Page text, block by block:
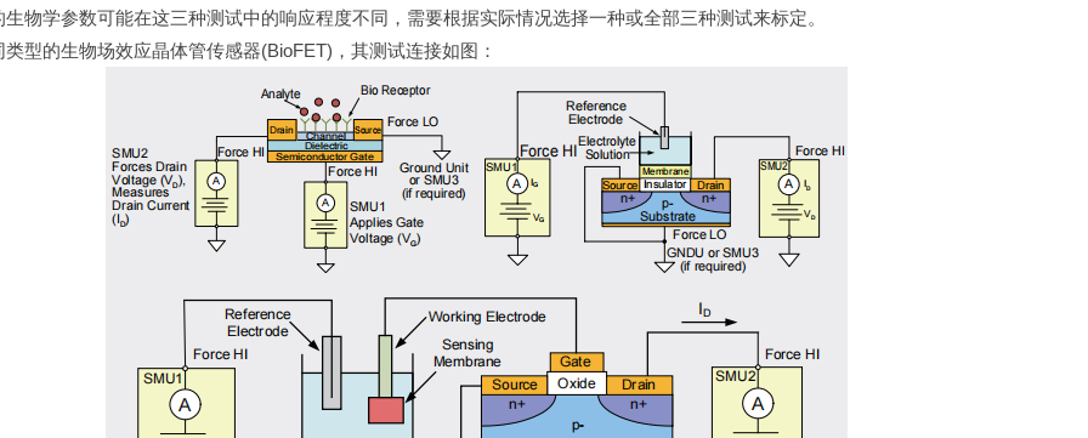
生物学参数可能在这三种测试中的响应程度不同，需要根据实际情况选择一种或全部三种测试来标定。
类型的生物场效应晶体管传感器(BioFET)，其测试连接如图：